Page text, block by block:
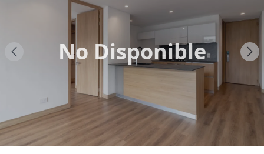
No Disponible